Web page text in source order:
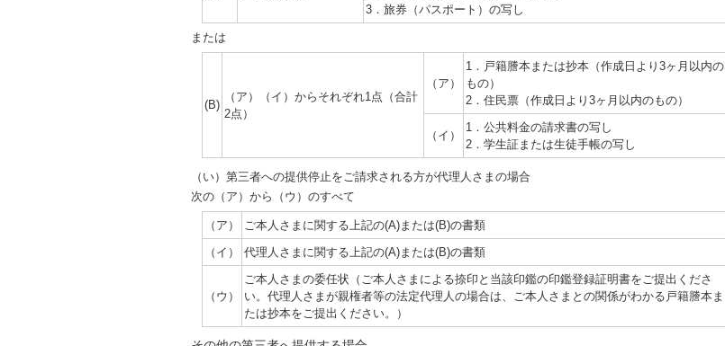
3．旅券（パスポート）の写し
または
(B)
（ア）（イ）からそれぞれ1点（合計
2点）
（ア）
1．戸籍謄本または抄本（作成日より3ヶ月以内の
もの）
2．住民票（作成日より3ヶ月以内のもの）
（イ）
1．公共料金の請求書の写し
2．学生証または生徒手帳の写し
（い）第三者への提供停止をご請求される方が代理人さまの場合
次の（ア）から（ウ）のすべて
（ア）
ご本人さまに関する上記の(A)または(B)の書類
（イ）
代理人さまに関する上記の(A)または(B)の書類
（ウ）
ご本人さまの委任状（ご本人さまによる捺印と当該印鑑の印鑑登録証明書をご提出くださ
い。代理人さまが親権者等の法定代理人の場合は、ご本人さまとの関係がわかる戸籍謄本ま
たは抄本をご提出ください。）